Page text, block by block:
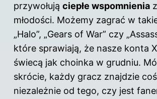
przywołują ciepłe wspomnienia
młodości. Możemy zagrać w
„Halo”, „Gears of War” czy
które sprawiają, że nasze konta
świecą jak choinka w grudniu.
skrócie, każdy gracz znajdzie
niezależnie od tego, czy jest